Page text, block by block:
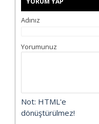
Adınız
Yorumunuz
Not: HTML'e
dönüştürülmez!